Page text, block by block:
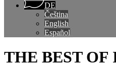
DE
Čeština
English
Español
THE BEST OF